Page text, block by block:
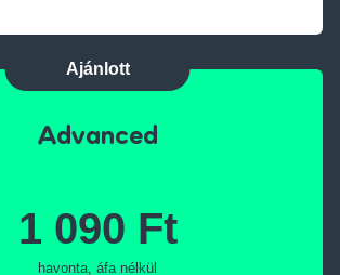
Ajánlott
Advanced
1 090 Ft
havonta, áfa nélkül